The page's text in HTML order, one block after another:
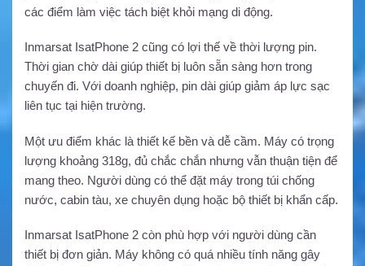
các điểm làm việc tách biệt khỏi mạng di động.
Inmarsat IsatPhone 2 cũng có lợi thế về thời lượng pin.
Thời gian chờ dài giúp thiết bị luôn sẵn sàng hơn trong
chuyến đi. Với doanh nghiệp, pin dài giúp giảm áp lực sạc
liên tục tại hiện trường.
Một ưu điểm khác là thiết kế bền và dễ cầm. Máy có trọng
lượng khoảng 318g, đủ chắc chắn nhưng vẫn thuận tiện để
mang theo. Người dùng có thể đặt máy trong túi chống
nước, cabin tàu, xe chuyên dụng hoặc bộ thiết bị khẩn cấp.
Inmarsat IsatPhone 2 còn phù hợp với người dùng cần
thiết bị đơn giản. Máy không có quá nhiều tính năng gây